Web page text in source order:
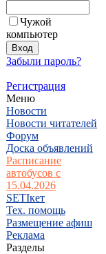
Чужой
компьютер
Забыли пароль?
Регистрация
Меню
Новости
Новости читателей
Форум
Доска объявлений
Расписание
автобусов с
15.04.2026
SETIкет
Тех. помощь
Размещение афиш
Реклама
Разделы